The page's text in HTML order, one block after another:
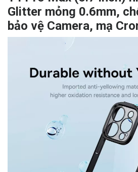
Glitter mỏng 0.6mm,
bảo vệ Camera, mạ